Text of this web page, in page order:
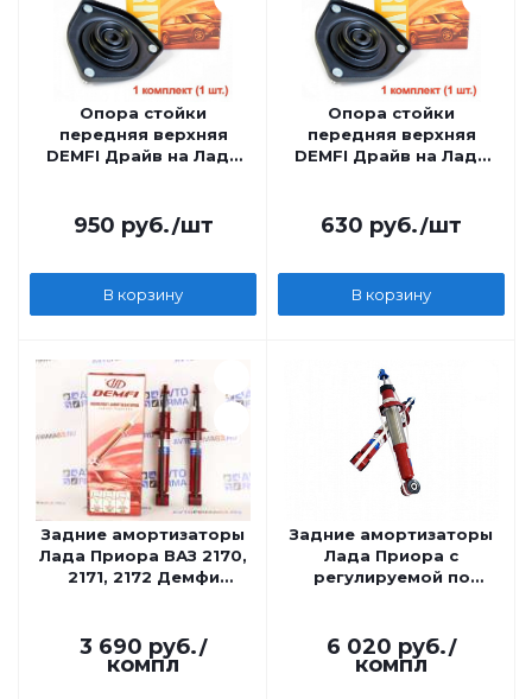
Опора стойки
передняя верхняя
DEMFI Драйв на Лада
950 руб./шт
В корзину
Опора стойки
передняя верхняя
DEMFI Драйв на Лада
630 руб./шт
В корзину
Задние амортизаторы
Лада Приора ВАЗ 2170,
2171, 2172 Демфи
3 690 руб./
компл
Задние амортизаторы
Лада Приора с
регулируемой по
6 020 руб./
компл